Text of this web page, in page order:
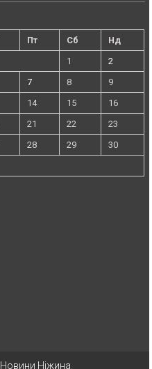
Пт Сб
Нд
1
2
7 8
9
14 15
16
21 22
23
28 29
30
Новини Ніжина